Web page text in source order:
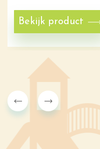
Bekijk product